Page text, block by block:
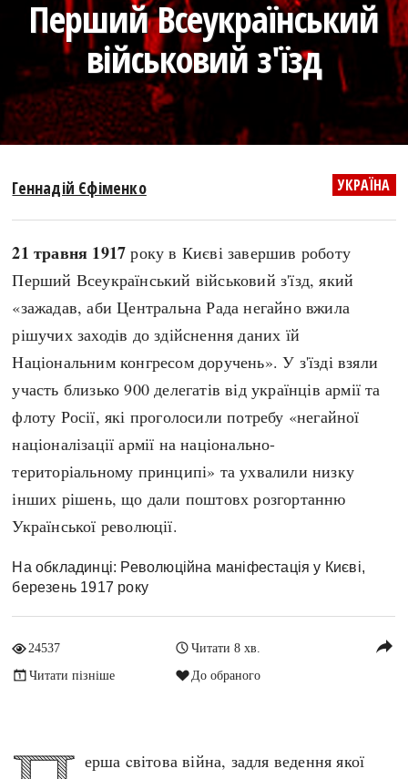
search
СЬОГОДНІ
ПРАВИЛА ЖИТТЯ
ПОДКАСТИ
КАРТИ
НОТА БЕНЕ
ПРЯМА МОВА
МОЯ ІСТОРІЯ
Авіація і космонавтика
Архітектура і будівництво
Битви і війни
Катастрофи
Кримінал
Культура і мистецтво
Людина і суспільство
Наука, освіта і техніка
Особистості
Подорожі і відкриття
Політика
Спорт
Княжа доба
Козацька доба
Україна радянська
Україна незалежна
Античні часи
Темні віки
Високе Середньовіччя
Перший Всеукраїнський
військовий з'їзд
УКРАЇНА
Геннадій Єфіменко
21 травня 1917 року в Києві завершив роботу
Перший Всеукраїнський військовий з'їзд, який
«зажадав, аби Центральна Рада негайно вжила
рішучих заходів до здійснення даних їй
Національним конгресом доручень». У з'їзді взяли
участь близько 900 делегатів від українців армії та
флоту Росії, які проголосили потребу «негайної
націоналізації армії на національно-
територіальному принципі» та ухвалили низку
інших рішень, що дали поштовх розгортанню
Української революції.
На обкладинці: Революційна маніфестація у Києві,
березень 1917 року
24537
Читати 8 хв.
Читати пізніше
До обраного
reply
ерша cвітова війна, задля ведення якої